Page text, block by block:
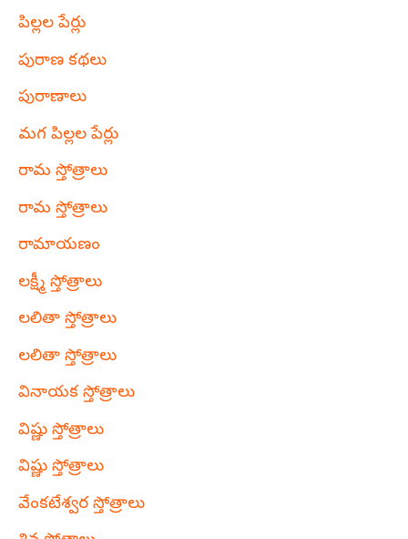
పిల్లల పేర్లు
పురాణ కథలు
పురాణాలు
మగ పిల్లల పేర్లు
రామ స్తోత్రాలు
రామ స్తోత్రాలు
రామాయణం
లక్ష్మీ స్తోత్రాలు
లలితా స్తోత్రాలు
లలితా స్తోత్రాలు
వినాయక స్తోత్రాలు
విష్ణు స్తోత్రాలు
విష్ణు స్తోత్రాలు
వేంకటేశ్వర స్తోత్రాలు